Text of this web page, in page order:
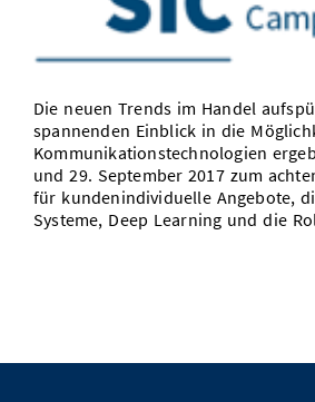
Die neuen Trends im Handel
spannenden Einblick in die
Kommunikationstechnologien
und 29. September 2017 zum
für kundenindividuelle Angebote,
Systeme, Deep Learning und die